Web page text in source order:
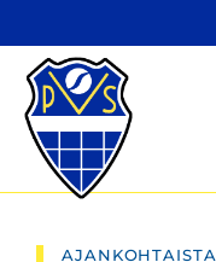
AJANKOHTAISTA